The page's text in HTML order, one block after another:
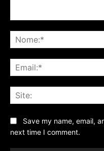
Save my name, email,
next time I comment.